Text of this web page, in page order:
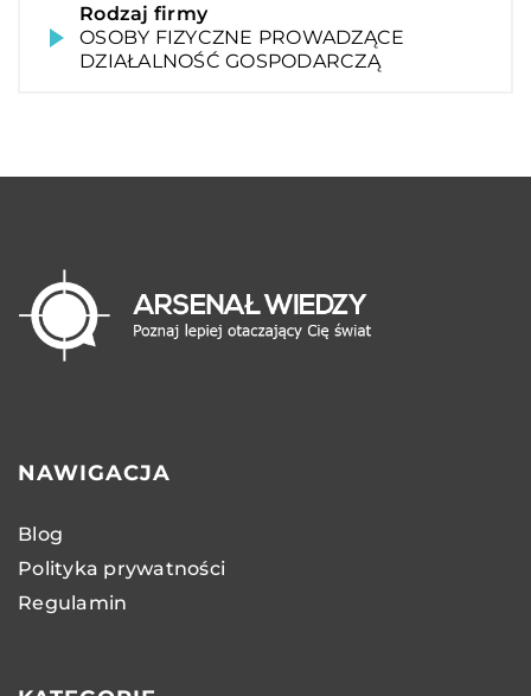
Rodzaj firmy
OSOBY FIZYCZNE PROWADZĄCE
DZIAŁALNOŚĆ GOSPODARCZĄ
NAWIGACJA
Blog
Polityka prywatności
Regulamin